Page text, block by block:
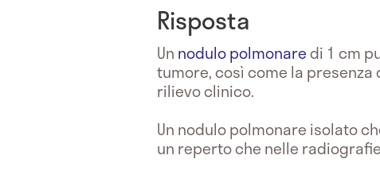
Risposta
Un nodulo polmonaredi 1 cm
tumore, così come la presenza
rilievo clinico.
Un nodulo polmonare isolato
un reperto che nelle